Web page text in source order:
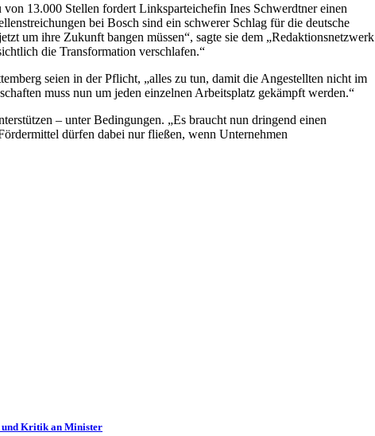
13.000 Stellen fordert Linksparteichefin Ines Schwerdtner einen
bei Bosch sind ein schwerer Schlag für die deutsche
um ihre Zukunft bangen müssen“, sagte sie dem „Redaktionsnetzwerk
die Transformation verschlafen.“
seien in der Pflicht, „alles zu tun, damit die Angestellten nicht im
muss nun um jeden einzelnen Arbeitsplatz gekämpft werden.“
– unter Bedingungen. „Es braucht nun dringend einen
dürfen dabei nur fließen, wenn Unternehmen
und Kritik an Minister